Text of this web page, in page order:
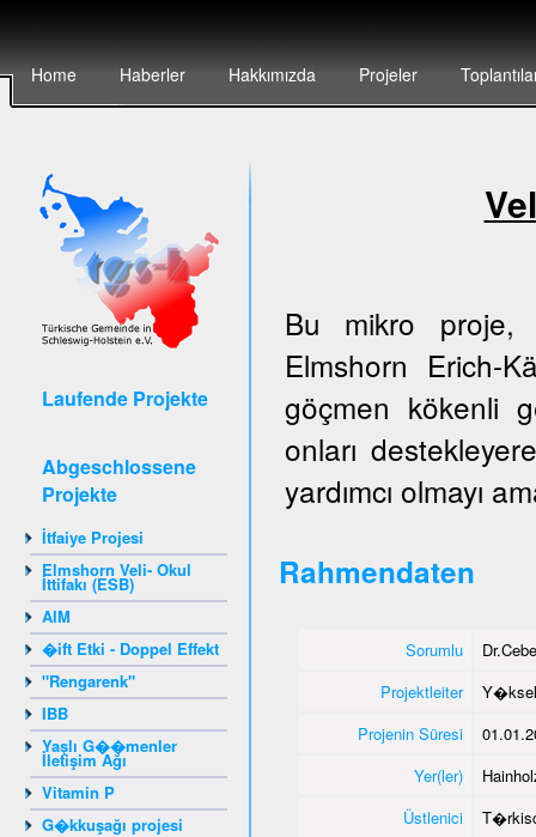
Home Haberler Hakkımızda Projeler
Laufende Projekte
Abgeschlossene
Projekte
İtfaiye Projesi
Elmshorn Veli- Okul
İttifakı (ESB)
AIM
�ift Etki - Doppel Effekt
"Rengarenk"
IBB
Yaşlı G��menler
İletişim Ağı
Vitamin P
G�kkuşağı projesi
Bu mikro proje,
Elmshorn Erich-
göçmen kökenli
onları
yardımcı olmayı
Rahmendaten
Sorumlu
Projektleiter
Projenin Süresi
Yer(ler)
Üstlenici